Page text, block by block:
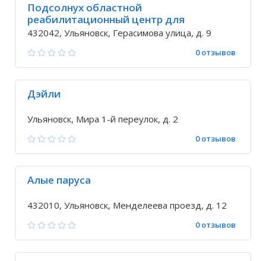
Подсолнух областной
реабилитационный центр для
несовершеннолетних с ограниченными
432042, Ульяновск, Герасимова улица, д. 9
0 отзывов
Дэйли
Ульяновск, Мира 1-й переулок, д. 2
0 отзывов
Алые паруса
432010, Ульяновск, Менделеева проезд, д. 12
0 отзывов